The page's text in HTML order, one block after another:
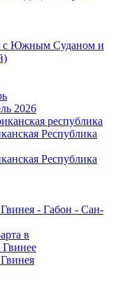
с Южным Суданом и
2026
республика
Республика
Республика
- Габон - Сан-
в